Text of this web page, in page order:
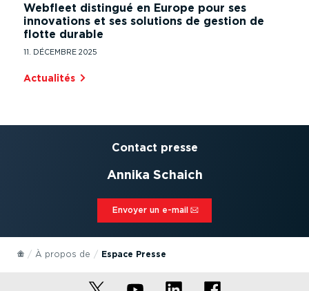
Webfleet distingué en Europe pour ses
innovations et ses solutions de gestion de
flotte durable
11. DÉCEMBRE 2025
Actualités⁠
Contact presse
Annika Schaich
Envoyer un e-mail⁠
À propos de Espace Presse